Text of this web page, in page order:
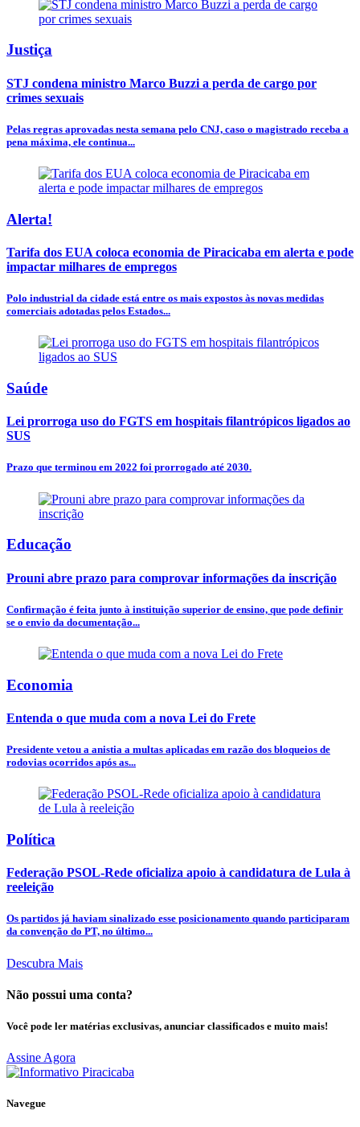
Justiça
STJ condena ministro Marco Buzzi a perda de cargo por
crimes sexuais
Pelas regras aprovadas nesta semana pelo CNJ, caso o magistrado receba a
pena máxima, ele continua...
Alerta!
Tarifa dos EUA coloca economia de Piracicaba em alerta e pode
impactar milhares de empregos
Polo industrial da cidade está entre os mais expostos às novas medidas
comerciais adotadas pelos Estados...
Saúde
Lei prorroga uso do FGTS em hospitais filantrópicos ligados ao
SUS
Prazo que terminou em 2022 foi prorrogado até 2030.
Educação
Prouni abre prazo para comprovar informações da inscrição
Confirmação é feita junto à instituição superior de ensino, que pode definir
se o envio da documentação...
Economia
Entenda o que muda com a nova Lei do Frete
Presidente vetou a anistia a multas aplicadas em razão dos bloqueios de
rodovias ocorridos após as...
Política
Federação PSOL-Rede oficializa apoio à candidatura de Lula à
reeleição
Os partidos já haviam sinalizado esse posicionamento quando participaram
da convenção do PT, no último...
Descubra Mais
Não possui uma conta?
Você pode ler matérias exclusivas, anunciar classificados e muito mais!
Assine Agora
Navegue